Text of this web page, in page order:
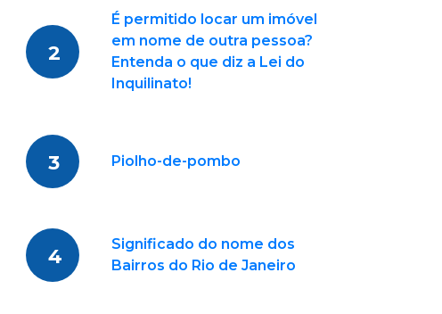
2
É permitido locar um imóvel
em nome de outra pessoa?
Entenda o que diz a Lei do
Inquilinato!
3 Piolho-de-pombo
4
Significado do nome dos
Bairros do Rio de Janeiro